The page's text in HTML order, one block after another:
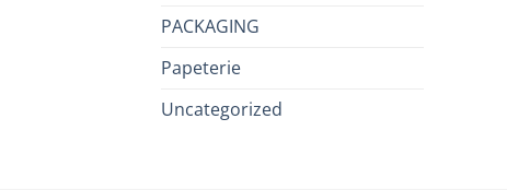
PACKAGING
Papeterie
Uncategorized